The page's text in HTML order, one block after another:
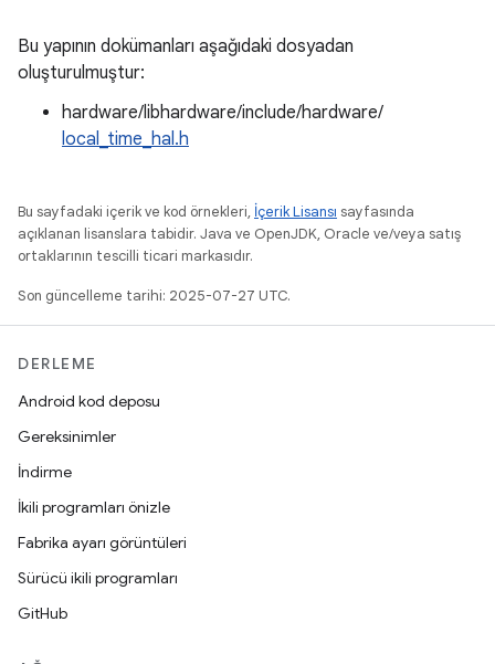
Bu yapının dokümanları aşağıdaki dosyadan
oluşturulmuştur:
hardware/libhardware/include/hardware/
local_time_hal.h
Bu sayfadaki içerik ve kod örnekleri, İçerik Lisansı sayfasında
açıklanan lisanslara tabidir. Java ve OpenJDK, Oracle ve/veya satış
ortaklarının tescilli ticari markasıdır.
Son güncelleme tarihi: 2025-07-27 UTC.
DERLEME
Android kod deposu
Gereksinimler
İndirme
İkili programları önizle
Fabrika ayarı görüntüleri
Sürücü ikili programları
GitHub